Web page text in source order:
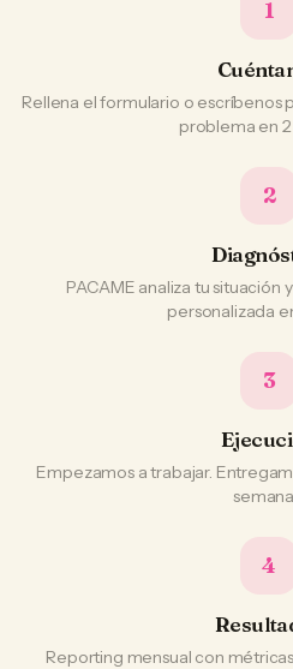
1
Rellena el formulario o escríbenos
problema en
2
PACAME analiza tu situación
personalizada
3
Empezamos a trabajar.
4
Reporting mensual con